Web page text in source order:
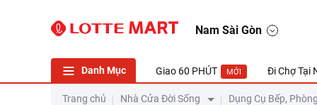
Nam Sài Gòn
Danh Mục Giao 60 PHÚT MỚI Đi Chợ Tại
Trang chủ Nhà Cửa Đời Sống Dụng Cụ Bếp,